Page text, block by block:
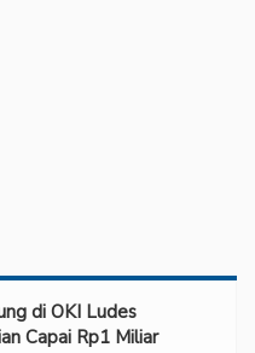
di OKI Ludes
Capai Rp1 Miliar